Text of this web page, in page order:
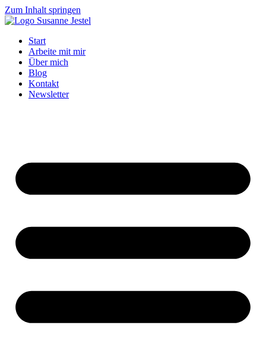
Zum Inhalt springen
Start
Arbeite mit mir
Über mich
Blog
Kontakt
Newsletter